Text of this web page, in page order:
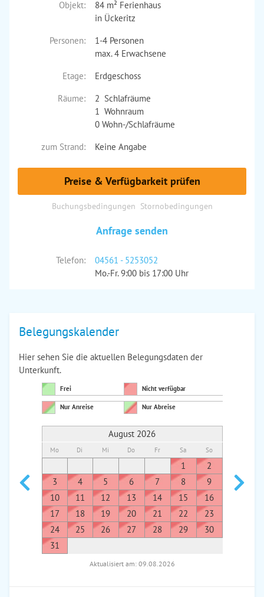
Objekt:
84 m² Ferienhaus
in Ückeritz
Personen:
1-4 Personen
max. 4 Erwachsene
Etage:
Erdgeschoss
Räume:
2 Schlafräume
1 Wohnraum
0 Wohn-/Schlafräume
zum Strand:
Keine Angabe
Preise & Verfügbarkeit prüfen
Buchungsbedingungen Stornobedingungen
Anfrage senden
Telefon:
04561 - 5253052
Mo.-Fr. 9:00 bis 17:00 Uhr
Belegungskalender
Hier sehen Sie die aktuellen Belegungsdaten der
Unterkunft.
Frei Nicht verfügbar
Nur Anreise Nur Abreise
August 2026
Mo Di Mi Do Fr Sa So
1
2
3
4 5 6 7 8
9
10
11 12 13 14 15
16
17
18 19 20 21 22
23
24
25 26 27 28 29
30
31
7
Aktualisiert am: 09.08.2026